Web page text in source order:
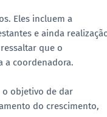
Eles incluem a
e ainda
que o
a coordenadora.
o objetivo de dar
do crescimento,